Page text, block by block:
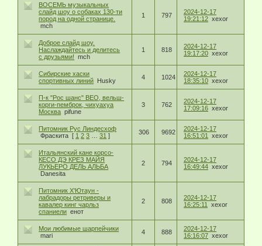
ВОСЕМЬ музыкальных
слайд шоу о собаках 130-ти
пород на одной странице.
mch
1 797
2024-12-17
19:21:12 xexor
Доброе слайд шоу.
Наслаждайтесь и делитесь
с друзьями!
mch
1 818
2024-12-17
19:17:20 xexor
Сибирские хаски
спортивных линий Husky 4 1024
2024-12-17
18:35:10 xexor
П-к "Рос шанс" ВЕО, вельш-
корги-пемброк, чихуахуа
Москва pifune
3 762
2024-12-17
17:09:16 xexor
Питомник Рус Линдесхоф
Фраскита [ 1 2 3 31 ] 306 9692
2024-12-17
16:51:01
xexor
Итальянский кане корсо-
КЕСО ДЭ КРЕЗ МАЙЯ
ЛУКЬЕРО ДЕЛЬ АЛЬБА
Danesita
2 794
2024-12-17
16:49:44 xexor
Питомник Х'Ютаун -
лабрадоры ретриверы и
кавалер кинг чарльз
спаниели енот
2 808
2024-12-17
16:25:11
xexor
Мои любимые шарпейчики
mari
4 888
2024-12-17
16:16:07 xexor